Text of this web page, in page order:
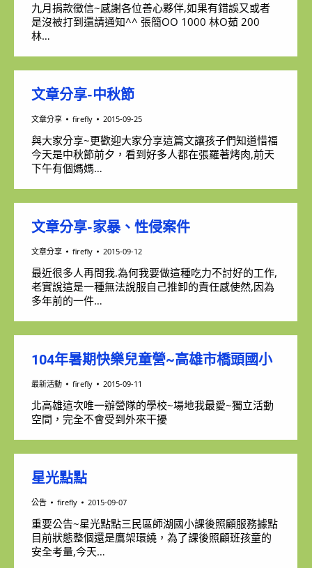
九月捐款徵信~感謝各位善心夥伴,如果有錯誤又或者
是沒被打到還請通知^^ 張簡OO 1000 林O茹 200
林…
文章分享-中秋節
文章分享 firefly 2015-09-25
與大家分享~更歡迎大家分享這篇文讓孩子們知道惜福
今天是中秋節前夕，看到好多人都在張羅著烤肉,前天
下午有個媽媽…
文章分享-家暴、性侵案件
文章分享 firefly 2015-09-12
最近很多人再問我.為何我要做這種吃力不討好的工作,
老實說這是一種無法說服自己推卸的責任感使然,因為
多年前的一件…
104年暑期快樂兒童營~高雄市橋頭國小
最新活動 firefly 2015-09-11
北高雄這次唯一辦營隊的學校~場地我最愛~獨立活動
空間，完全不會受到外來干擾
星光點點
公告 firefly 2015-09-07
重要公告~星光點點三民區師湖國小課後照顧服務據點
目前狀態整個還是鷹架環繞，為了課後照顧班孩童的
安全考量,今天…